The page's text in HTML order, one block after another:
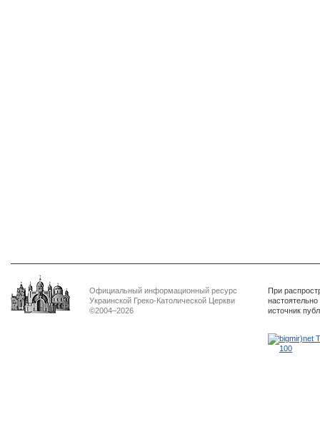
Официальный информационный ресурс
Украинской Греко-Католической Церкви
©2004–2026
При
источник